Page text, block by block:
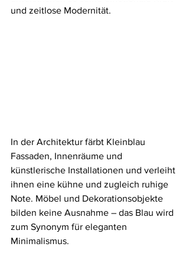
und zeitlose Modernität.
In der Architektur färbt Kleinblau
Fassaden, Innenräume und
künstlerische Installationen und verleiht
ihnen eine kühne und zugleich ruhige
Note. Möbel und Dekorationsobjekte
bilden keine Ausnahme – das Blau wird
zum Synonym für eleganten
Minimalismus.